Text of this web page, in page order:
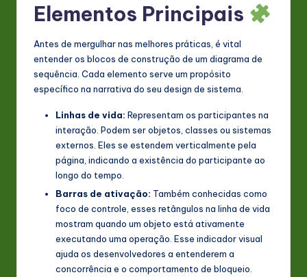
ti
Elementos Principais
Antes de mergulhar nas melhores práticas, é vital
entender os blocos de construção de um diagrama de
sequência. Cada elemento serve um propósito
específico na narrativa do seu design de sistema.
Linhas de vida: Representam os participantes na
interação. Podem ser objetos, classes ou sistemas
externos. Eles se estendem verticalmente pela
página, indicando a existência do participante ao
longo do tempo.
Barras de ativação: Também conhecidas como
foco de controle, esses retângulos na linha de vida
mostram quando um objeto está ativamente
executando uma operação. Esse indicador visual
ajuda os desenvolvedores a entenderem a
concorrência e o comportamento de bloqueio.